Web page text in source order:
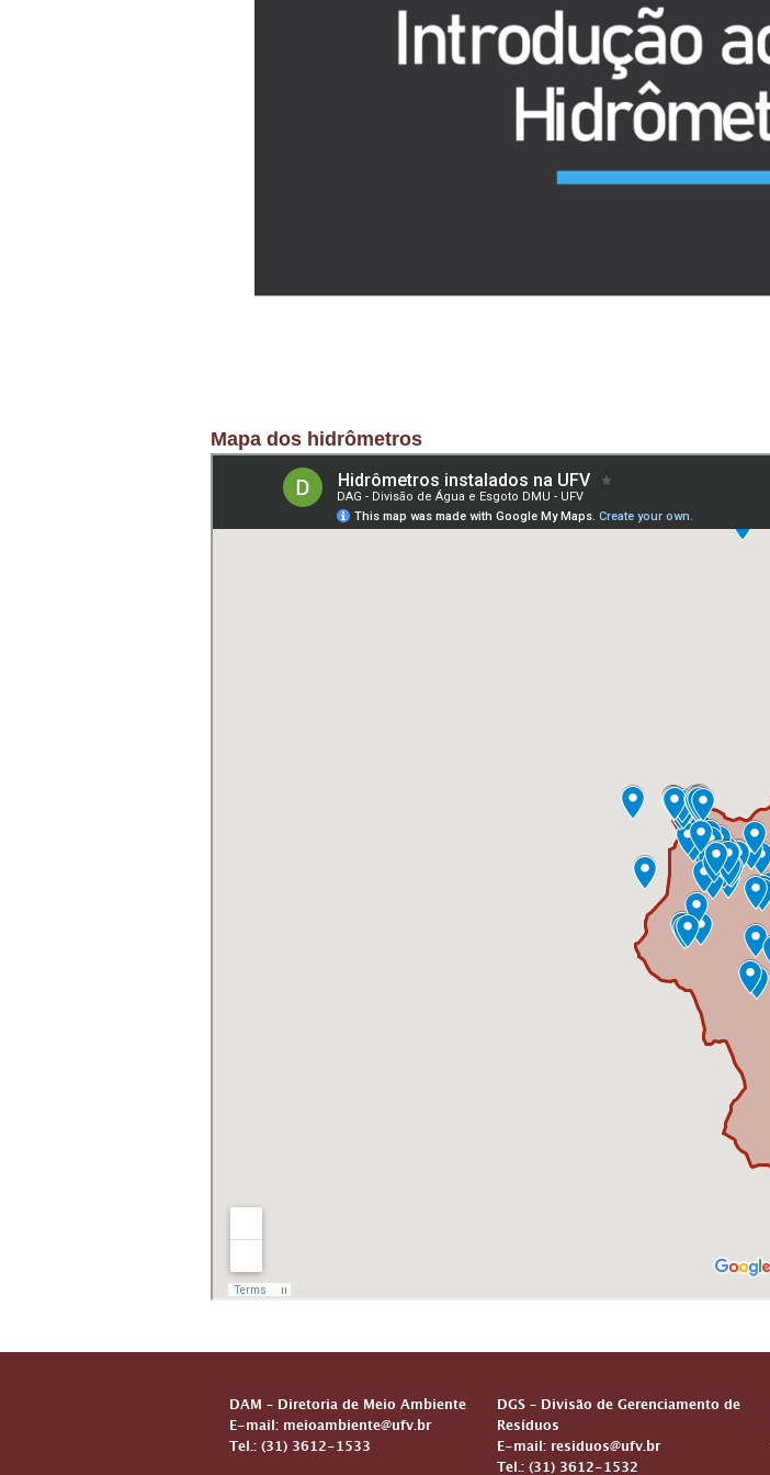
Mapa dos hidrômetros
DAM – Diretoria de Meio Ambiente
E-mail: meioambiente@ufv.br
Tel.: (31) 3612-1533
DGS – Divisão de Gerenciamento de
Resíduos
E-mail: residuos@ufv.br
Tel.: (31) 3612-1532